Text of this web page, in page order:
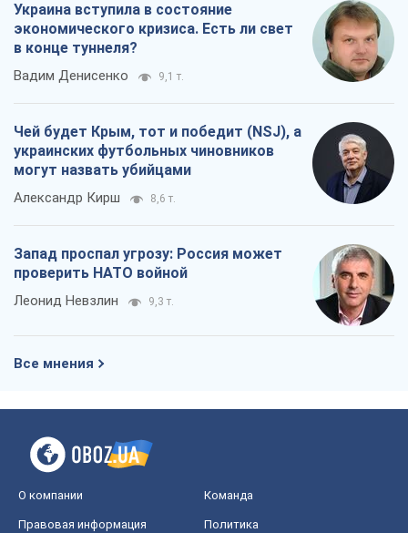
Украина вступила в состояние
экономического кризиса. Есть ли свет
в конце туннеля?
Вадим Денисенко 9,1 т.
Чей будет Крым, тот и победит (NSJ), а
украинских футбольных чиновников
могут назвать убийцами
Александр Кирш 8,6 т.
Запад проспал угрозу: Россия может
проверить НАТО войной
Леонид Невзлин 9,3 т.
Все мнения
О компании Команда
Правовая информация
Политика